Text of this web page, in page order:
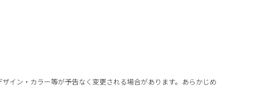
イン・カラー等が予告なく変更される場合があります。あらかじめ